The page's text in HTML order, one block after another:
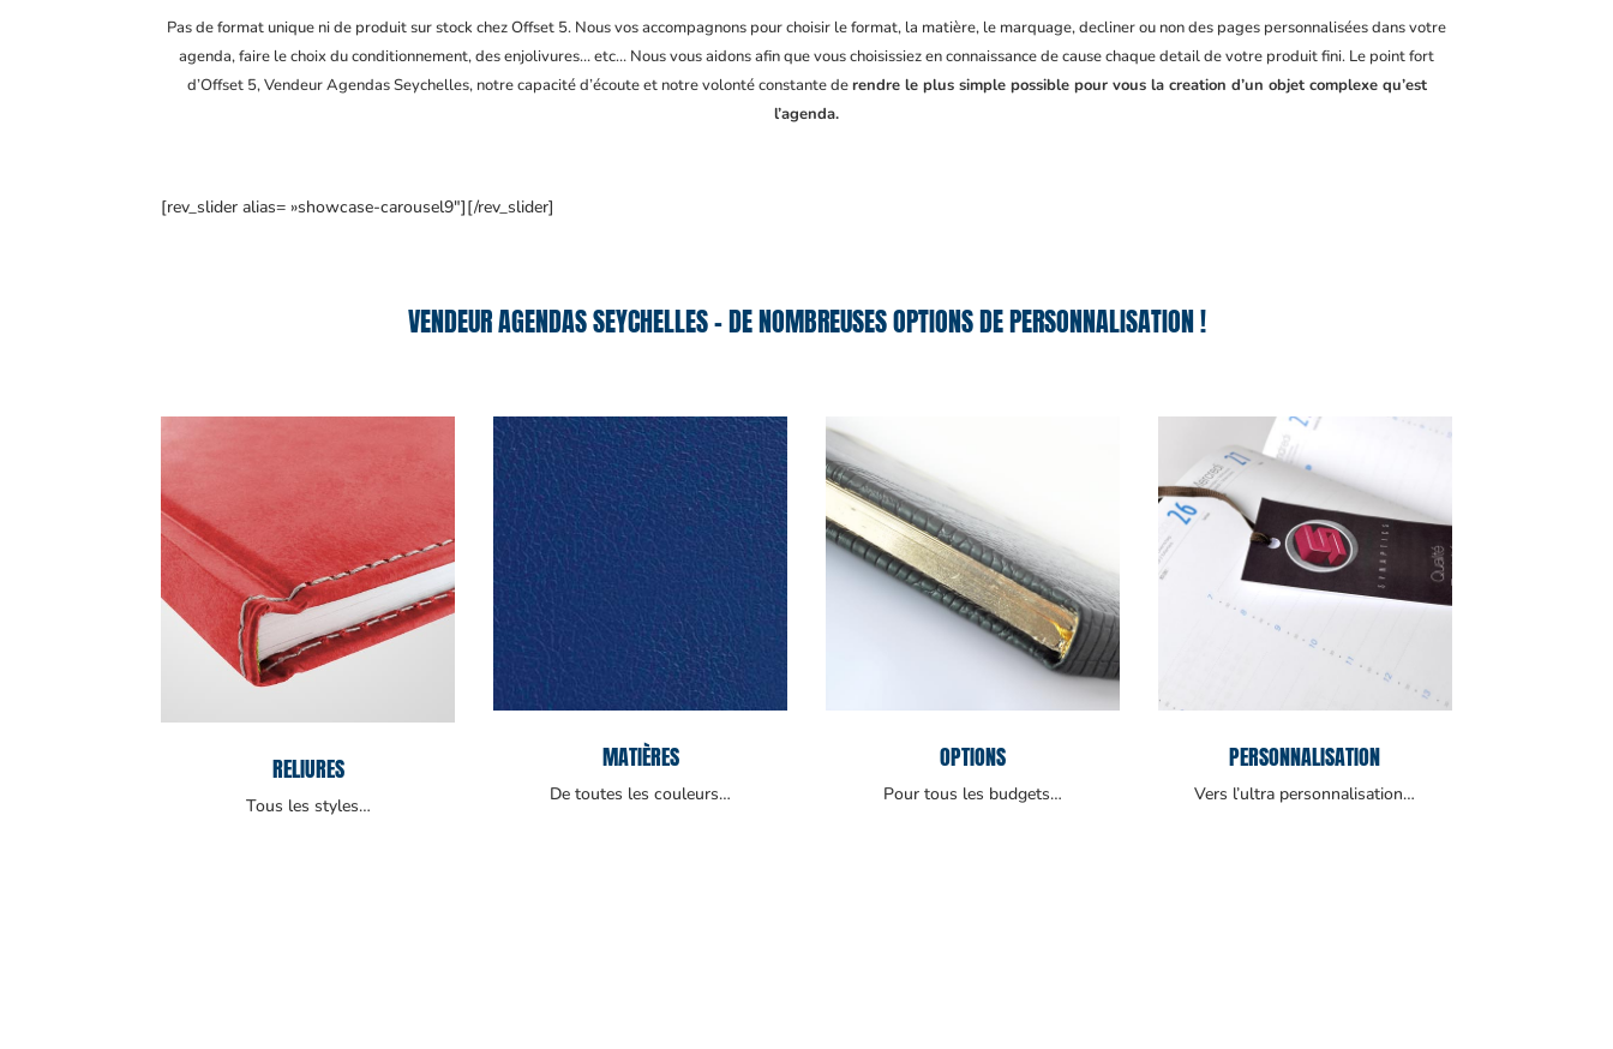
Pas de format unique ni de produit sur stock chez Offset 5. Nous vos accompagnons pour choisir le format, la matière, le marquage, decliner ou non des pages personnalisées dans votre
agenda, faire le choix du conditionnement, des enjolivures… etc… Nous vous aidons afin que vous choisissiez en connaissance de cause chaque detail de votre produit fini. Le point fort
d’Offset 5, Vendeur Agendas Seychelles, notre capacité d’écoute et notre volonté constante derendre le plus simple possible pour vous la creation d’un objet complexe qu’est
l’agenda.
[rev_slider alias= »showcase-carousel9″][/rev_slider]
VENDEUR AGENDAS SEYCHELLES – DE NOMBREUSES OPTIONS DE PERSONNALISATION !
RELIURES
Tous les styles…
MATIÈRES
De toutes les couleurs…
OPTIONS
Pour tous les budgets…
PERSONNALISATION
Vers l’ultra personnalisation…